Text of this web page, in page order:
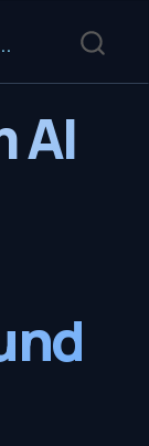
Cluster
AI